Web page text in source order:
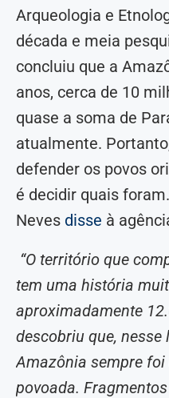
Arqueologia e
década e meia
concluiu que a
anos, cerca de 10
quase a soma de
atualmente.
defender os povos
é decidir quais
Neves disse à
“O território que
tem uma história
aproximadamente
descobriu que, nesse
Amazônia sempre
povoada.